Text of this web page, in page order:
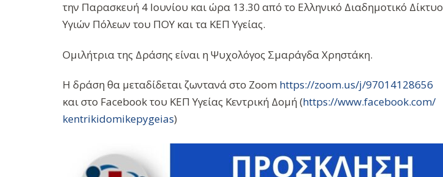
την Παρασκευή 4 Ιουνίου και ώρα 13.30 από το Ελληνικό Διαδημοτικό Δίκτυο
Υγιών Πόλεων του ΠΟΥ και τα ΚΕΠ Υγείας.
Ομιλήτρια της Δράσης είναι η Ψυχολόγος Σμαράγδα Χρηστάκη.
Η δράση θα μεταδίδεται ζωντανά στο Zoom https://zoom.us/j/97014128656
και στο Facebook του ΚΕΠ Υγείας Κεντρική Δομή (https://www.facebook.com/
kentrikidomikepygeias)